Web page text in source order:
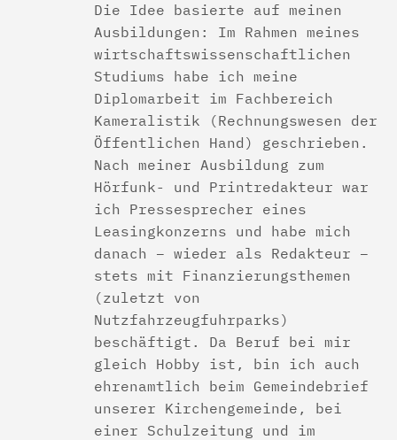
Die Idee basierte auf meinen
Ausbildungen: Im Rahmen meines
wirtschaftswissenschaftlichen
Studiums habe ich meine
Diplomarbeit im Fachbereich
Kameralistik (Rechnungswesen der
Öffentlichen Hand) geschrieben.
Nach meiner Ausbildung zum
Hörfunk- und Printredakteur war
ich Pressesprecher eines
Leasingkonzerns und habe mich
danach – wieder als Redakteur –
stets mit Finanzierungsthemen
(zuletzt von
Nutzfahrzeugfuhrparks)
beschäftigt. Da Beruf bei mir
gleich Hobby ist, bin ich auch
ehrenamtlich beim Gemeindebrief
unserer Kirchengemeinde, bei
einer Schulzeitung und im